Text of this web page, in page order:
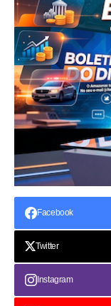
Facebook
Twitter
Instagram